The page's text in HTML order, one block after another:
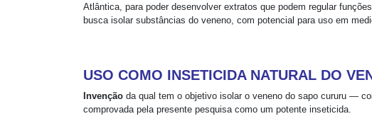
Atlântica, para poder desenvolver extratos que podem regular
busca isolar substâncias do veneno, com potencial para uso em
USO COMO INSETICIDA NATURAL DO
Invenção da qual tem o objetivo isolar o veneno do sapo cururu —
comprovada pela presente pesquisa como um potente inseticida.